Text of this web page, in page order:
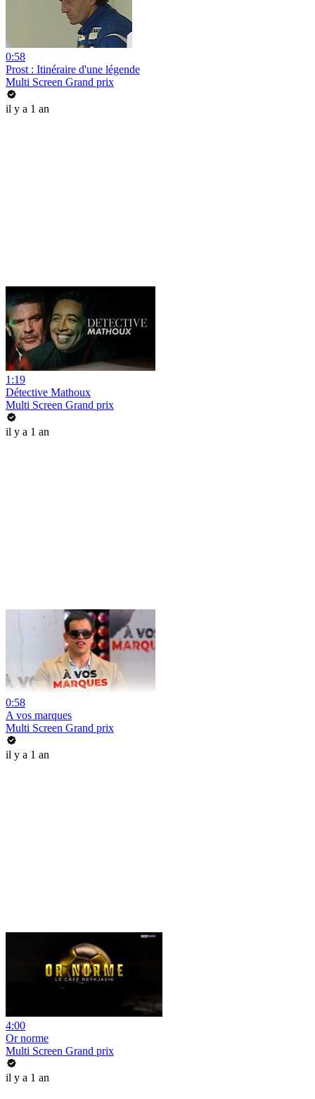
0:58
Prost : Itinéraire d'une légende
Multi Screen Grand prix
il y a 1 an
1:19
Détective Mathoux
Multi Screen Grand prix
il y a 1 an
0:58
A vos marques
Multi Screen Grand prix
il y a 1 an
4:00
Or norme
Multi Screen Grand prix
il y a 1 an